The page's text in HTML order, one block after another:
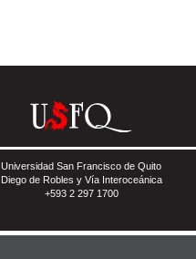
Universidad San Francisco de Quito
Diego de Robles y Vía Interoceánica
+593 2 297 1700